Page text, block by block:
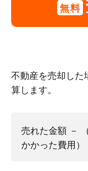
無料
不動産を売却した
算します。
売れた金額 －
かかった費用）